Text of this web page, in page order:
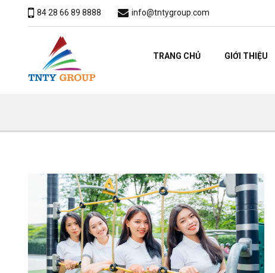
84 28 66 89 8888 info@tntygroup.com
TRANG CHỦ GIỚI THIỆU